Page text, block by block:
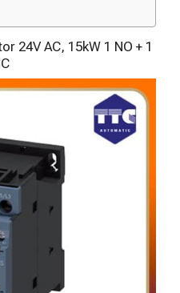
24V AC, 15kW 1 NO + 1